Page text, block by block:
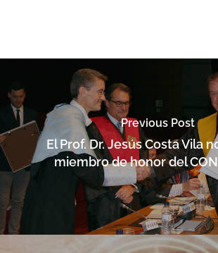
Previous Post
El Prof. Dr. Jesús Costa Vila
miembro de honor del